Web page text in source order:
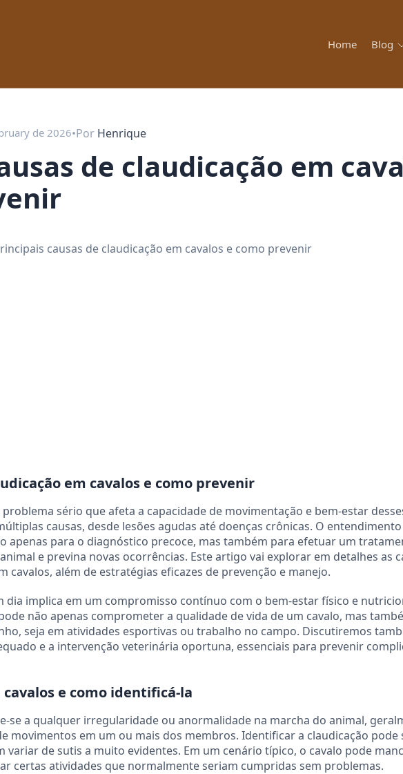
Home Blog
de 2026•Por Henrique
em cavalos e como prevenir
sério que afeta a capacidade de movimentação e bem-estar
causas, desde lesões agudas até doenças crônicas. O
apenas para o diagnóstico precoce, mas também para efetuar um
e previna novas ocorrências. Este artigo vai explorar em detalhes as
cavalos, além de estratégias eficazes de prevenção e manejo.
dia implica em um compromisso contínuo com o bem-estar físico e
não apenas comprometer a qualidade de vida de um cavalo, mas
seja em atividades esportivas ou trabalho no campo. Discutiremos
e a intervenção veterinária oportuna, essenciais para prevenir
e como identificá-la
se a qualquer irregularidade ou anormalidade na marcha do animal,
movimentos em um ou mais dos membros. Identificar a claudicação pode
variar de sutis a muito evidentes. Em um cenário típico, o cavalo pode
certas atividades que normalmente seriam cumpridas sem problemas.